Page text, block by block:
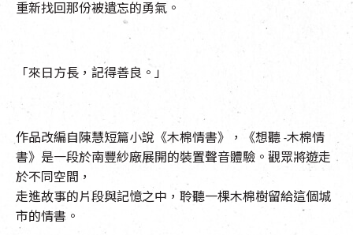
重新找回那份被遺忘的勇氣。
「來日方長，記得善良。」
作品改編自陳慧短篇小說《木棉情書》，《想聽 -木棉情
書》是一段於南豐紗廠展開的裝置聲音體驗。觀眾將遊走
於不同空間，
走進故事的片段與記憶之中，聆聽一棵木棉樹留給這個城
市的情書。